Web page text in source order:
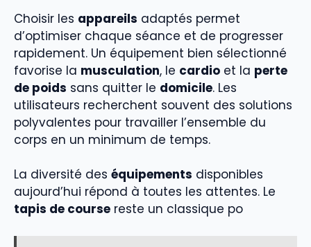
Choisir les appareils adaptés permet
d’optimiser chaque séance et de progresser
rapidement. Un équipement bien sélectionné
favorise la musculation, le cardio et la perte
de poids sans quitter le domicile. Les
utilisateurs recherchent souvent des solutions
polyvalentes pour travailler l’ensemble du
corps en un minimum de temps.
La diversité des équipements disponibles
aujourd’hui répond à toutes les attentes. Le
tapis de course reste un classique po